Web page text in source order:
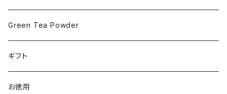
Green Tea Powder
ギフト
お徳用